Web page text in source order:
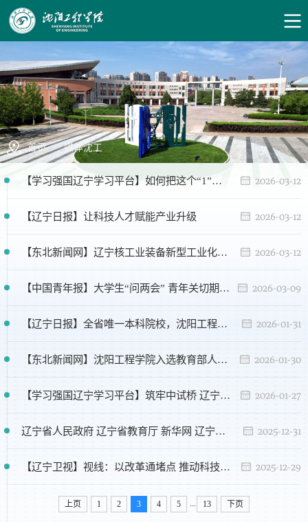
首页 > 媒体沈工
【学习强国辽宁学习平台】如何把这个“1”拉长？ 2026-03-12
【辽宁日报】让科技人才赋能产业升级 2026-03-12
【东北新闻网】辽宁核工业装备新型工业化院在沈阳工程学院成立 2026-03-12
【中国青年报】大学生“问两会” 青年关切期待被看到 2026-03-09
【辽宁日报】全省唯一本科院校，沈阳工程学院入选教育部人才培养供需适配改革试点 2026-01-31
【东北新闻网】沈阳工程学院入选教育部人才培养供需适配改革试点 全力打造能源电力人才培养新标杆 2026-01-30
【学习强国辽宁学习平台】筑牢中试桥 辽宁过“三关” 2026-01-27
辽宁省人民政府 辽宁省教育厅 新华网 辽宁日报 学习强国辽宁平台等多家媒体报道：沈阳工程学院成立辽宁高校首家核科学与工程学院 2025-12-31
【辽宁卫视】视线：以改革通堵点 推动科技成果高效转化 2025-12-29
上页 1 2 3 4 5 ... 13 下页